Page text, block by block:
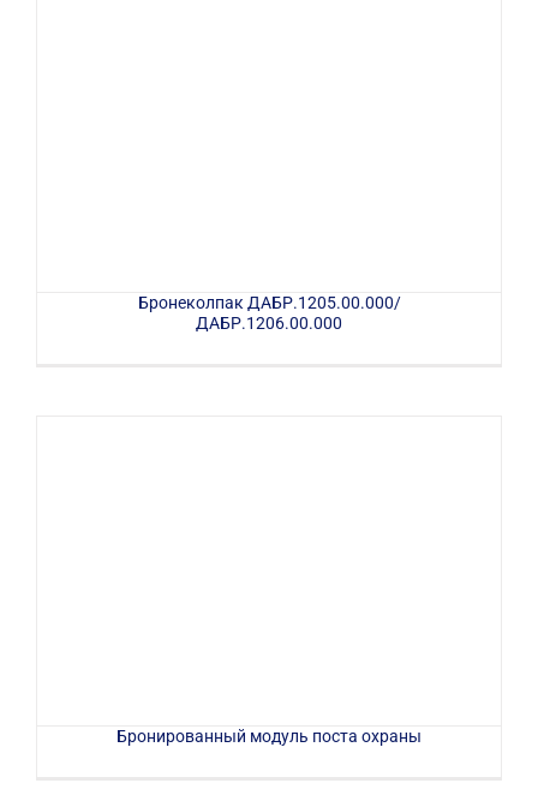
Бронеколпак ДАБР.1205.00.000/
ДАБР.1206.00.000
Бронированный модуль поста охраны